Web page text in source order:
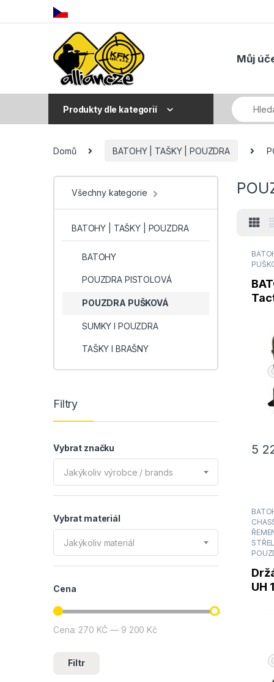
Skip to navigation
Skip to content
Můj
Produkty dle kategorií
Domů BATOHY | TAŠKY | POUZDRA
5
UH
Všechny kategorie
BATOHY | TAŠKY | POUZDRA
BATOHY
POUZDRA PISTOLOVÁ
POUZDRA PUŠKOVÁ
SUMKY I POUZDRA
TAŠKY I BRAŠNY
Filtry
Vybrat značku
Jakýkoliv výrobce / brands
Vybrat materiál
Jakýkoliv materiál
Cena
Minimální cena
Maximální cena
Filtr
Cena: 270 KČ — 9 200 Kč